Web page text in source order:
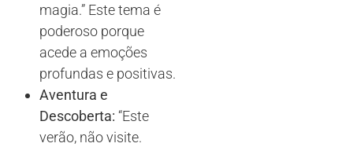
magia.” Este tema é
poderoso porque
acede a emoções
profundas e positivas.
Aventura e
Descoberta: “Este
verão, não visite.